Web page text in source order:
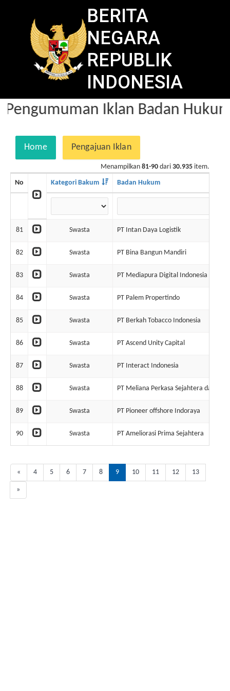
BERITA
NEGARA
REPUBLIK
INDONESIA
Pengumuman Iklan Badan
Home Pengajuan Iklan
Menampilkan 81-90 dari 30.935 item.
No Kategori Bakum Badan Hukum
81 Swasta PT Intan Daya Logistik
82 Swasta PT Bina Bangun Mandiri
83 Swasta PT Mediapura Digital Indonesia
84 Swasta PT Palem Propertindo
85 Swasta PT Berkah Tobacco Indonesia
86 Swasta PT Ascend Unity Capital
87 Swasta PT Interact Indonesia
88 Swasta PT Meliana Perkasa Sejahtera dan
89 Swasta PT Pioneer offshore Indoraya
90 Swasta PT Ameliorasi Prima Sejahtera
« 4 5 6 7 8 9 10 11 12 13
»